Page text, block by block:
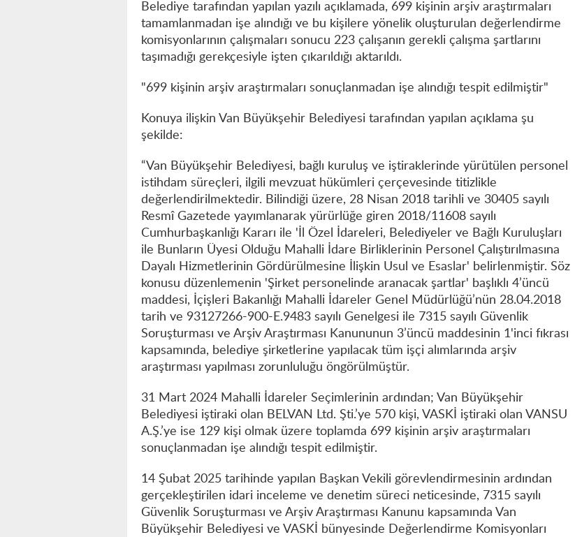
Belediye tarafından yapılan yazılı açıklamada, 699 kişinin arşiv araştırmaları
tamamlanmadan işe alındığı ve bu kişilere yönelik oluşturulan değerlendirme
komisyonlarının çalışmaları sonucu 223 çalışanın gerekli çalışma şartlarını
taşımadığı gerekçesiyle işten çıkarıldığı aktarıldı.
"699 kişinin arşiv araştırmaları sonuçlanmadan işe alındığı tespit edilmiştir"
Konuya ilişkin Van Büyükşehir Belediyesi tarafından yapılan açıklama şu
şekilde:
“Van Büyükşehir Belediyesi, bağlı kuruluş ve iştiraklerinde yürütülen personel
istihdam süreçleri, ilgili mevzuat hükümleri çerçevesinde titizlikle
değerlendirilmektedir. Bilindiği üzere, 28 Nisan 2018 tarihli ve 30405 sayılı
Resmî Gazetede yayımlanarak yürürlüğe giren 2018/11608 sayılı
Cumhurbaşkanlığı Kararı ile 'İl Özel İdareleri, Belediyeler ve Bağlı Kuruluşları
ile Bunların Üyesi Olduğu Mahalli İdare Birliklerinin Personel Çalıştırılmasına
Dayalı Hizmetlerinin Gördürülmesine İlişkin Usul ve Esaslar' belirlenmiştir. Söz
konusu düzenlemenin 'Şirket personelinde aranacak şartlar' başlıklı 4’üncü
maddesi, İçişleri Bakanlığı Mahalli İdareler Genel Müdürlüğü’nün 28.04.2018
tarih ve 93127266-900-E.9483 sayılı Genelgesi ile 7315 sayılı Güvenlik
Soruşturması ve Arşiv Araştırması Kanununun 3’üncü maddesinin 1'inci fıkrası
kapsamında, belediye şirketlerine yapılacak tüm işçi alımlarında arşiv
araştırması yapılması zorunluluğu öngörülmüştür.
31 Mart 2024 Mahalli İdareler Seçimlerinin ardından; Van Büyükşehir
Belediyesi iştiraki olan BELVAN Ltd. Şti.’ye 570 kişi, VASKİ iştiraki olan VANSU
A.Ş.’ye ise 129 kişi olmak üzere toplamda 699 kişinin arşiv araştırmaları
sonuçlanmadan işe alındığı tespit edilmiştir.
14 Şubat 2025 tarihinde yapılan Başkan Vekili görevlendirmesinin ardından
gerçekleştirilen idari inceleme ve denetim süreci neticesinde, 7315 sayılı
Güvenlik Soruşturması ve Arşiv Araştırması Kanunu kapsamında Van
Büyükşehir Belediyesi ve VASKİ bünyesinde Değerlendirme Komisyonları